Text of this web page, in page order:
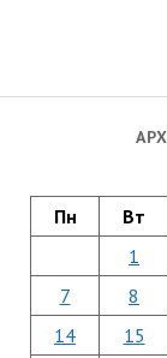
Пн Вт
1
7
8
14
15